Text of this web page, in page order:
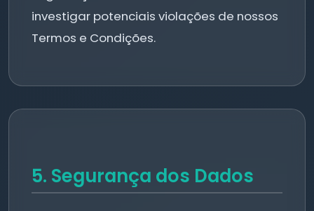
investigar potenciais violações de nossos
Termos e Condições.
5. Segurança dos Dados